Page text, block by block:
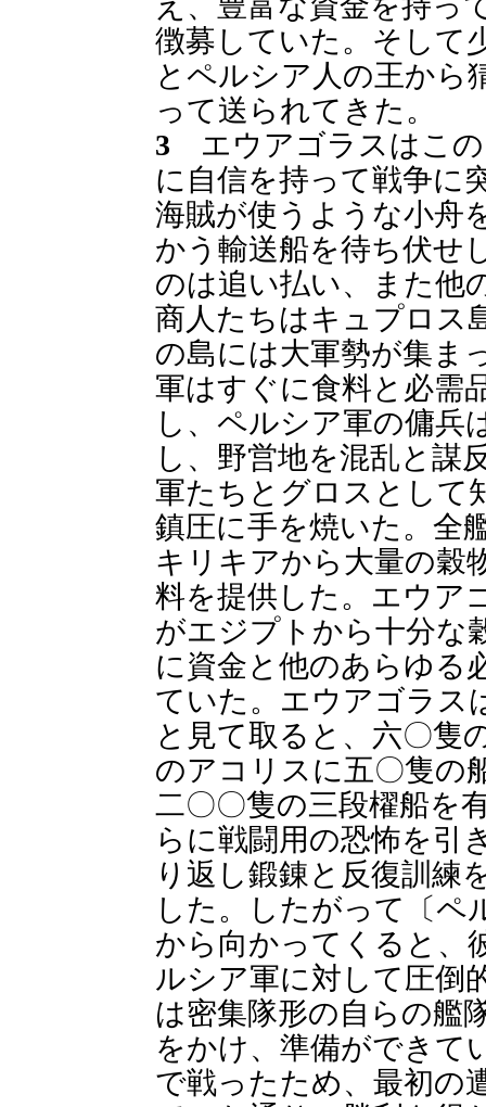
徴募していた。そして
とペルシア人の王から
って送られてきた。
3 エウアゴラスはこ
に自信を持って戦争に
海賊が使うような小舟
かう輸送船を待ち伏せ
のは追い払い、また他
商人たちはキュプロス
の島には大軍勢が集ま
軍はすぐに食料と必需
し、ペルシア軍の傭兵
し、野営地を混乱と謀
軍たちとグロスとして
鎮圧に手を焼いた。全
キリキアから大量の穀
料を提供した。エウア
がエジプトから十分な
に資金と他のあらゆる
ていた。エウアゴラス
と見て取ると、六〇隻
のアコリスに五〇隻の
二〇〇隻の三段櫂船を
らに戦闘用の恐怖を引
り返し鍛錬と反復訓練
した。したがって〔ペ
から向かってくると、
ルシア軍に対して圧倒
は密集隊形の自らの艦
をかけ、準備ができて
で戦ったため、最初の